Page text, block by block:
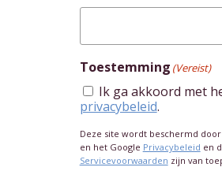
Toestemming (Vereist)
Ik ga akkoord met
privacybeleid.
Deze site wordt beschermd door
en het Google Privacybeleid en
Servicevoorwaarden zijn van